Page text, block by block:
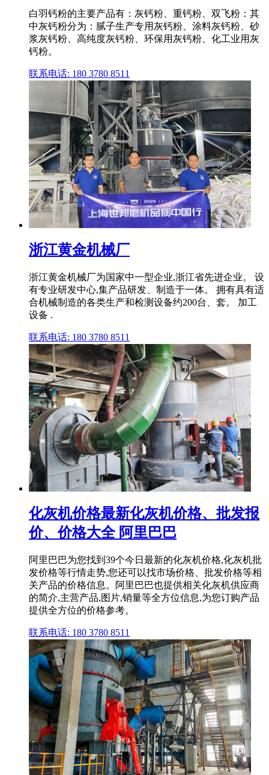
白羽钙粉的主要产品有：灰钙粉、重钙粉、双飞粉：其
中灰钙粉分为：腻子生产专用灰钙粉、涂料灰钙粉、砂
浆灰钙粉、高纯度灰钙粉、环保用灰钙粉、化工业用灰
钙粉。
联系电话: 180 3780 8511
浙江黄金机械厂
浙江黄金机械厂为国家中一型企业,浙江省先进企业。 设
有专业研发中心,集产品研发、制造于一体。 拥有具有适
合机械制造的各类生产和检测设备约200台、套。 加工
设备 .
联系电话: 180 3780 8511
化灰机价格最新化灰机价格、批发报
价、价格大全 阿里巴巴
阿里巴巴为您找到39个今日最新的化灰机价格,化灰机批
发价格等行情走势,您还可以找市场价格、批发价格等相
关产品的价格信息。阿里巴巴也提供相关化灰机供应商
的简介,主营产品,图片,销量等全方位信息,为您订购产品
提供全方位的价格参考。
联系电话: 180 3780 8511